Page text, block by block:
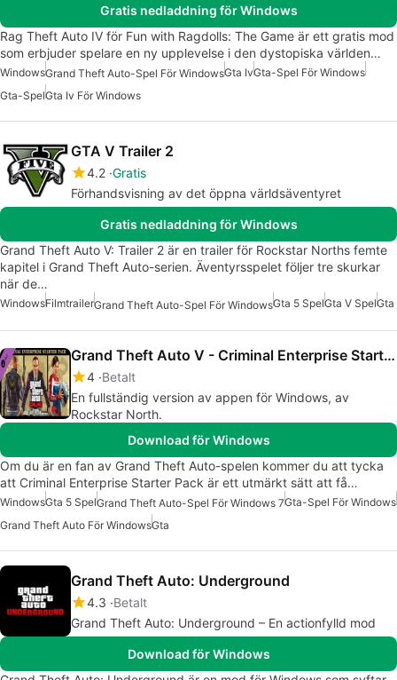
Gratis nedladdning för Windows
Rag Theft Auto IV för Fun with Ragdolls: The Game är ett gratis mod
som erbjuder spelare en ny upplevelse i den dystopiska världen…
WindowsGrand Theft Auto-Spel För WindowsGta IvGta-Spel För Windows
Gta-SpelGta Iv För Windows
GTA V Trailer 2
4.2 Gratis
Förhandsvisning av det öppna världsäventyret
Gratis nedladdning för Windows
Grand Theft Auto V: Trailer 2 är en trailer för Rockstar Norths femte
kapitel i Grand Theft Auto-serien. Äventyrsspelet följer tre skurkar
när de…
WindowsFilmtrailerGrand Theft Auto-Spel För WindowsGta 5 SpelGta V SpelGta
Grand Theft Auto V - Criminal Enterprise Starter Pack
4 Betalt
En fullständig version av appen för Windows, av
Rockstar North.
Download för Windows
Om du är en fan av Grand Theft Auto-spelen kommer du att tycka
att Criminal Enterprise Starter Pack är ett utmärkt sätt att få…
WindowsGta 5 SpelGrand Theft Auto-Spel För Windows 7Gta-Spel För Windows
Grand Theft Auto För WindowsGta
Grand Theft Auto: Underground
4.3 Betalt
Grand Theft Auto: Underground – En actionfylld mod
Download för Windows